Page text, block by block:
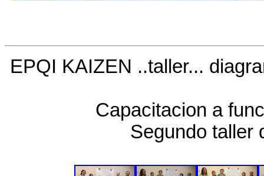
EPQI KAIZEN ..taller...
Capacitacion a
Segundo taller